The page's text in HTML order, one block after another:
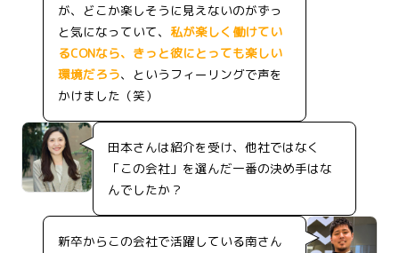
が、どこか楽しそうに見えないのがずっ
と気になっていて、 私が楽しく働けてい
るCONなら、きっと彼にとっても楽しい
環境だろう、というフィーリングで声を
かけました（笑）
田本さんは紹介を受け、他社ではなく
「この会社」を選んだ一番の決め手はな
んでしたか？
新卒からこの会社で活躍している南さん